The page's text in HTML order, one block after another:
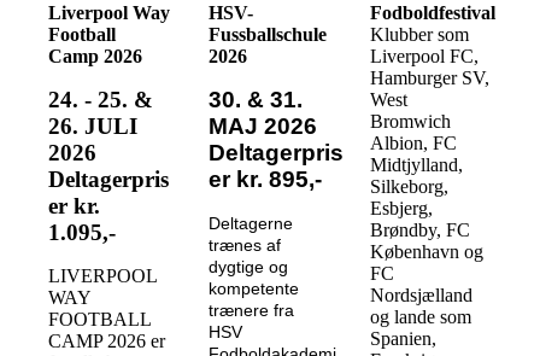
Liverpool Way
Football
Camp 2026
24. - 25. &
26. JULI
2026
Deltagerpris
er kr.
1.095,-
LIVERPOOL
WAY
FOOTBALL
CAMP 2026 er
HSV-
Fussballschule
2026
30. & 31.
MAJ 2026
Deltagerpris
er kr. 895,-
Deltagerne
trænes af
dygtige og
kompetente
trænere fra
HSV
Fodboldfestival
Klubber som
Liverpool FC,
Hamburger SV,
West
Bromwich
Albion, FC
Midtjylland,
Silkeborg,
Esbjerg,
Brøndby, FC
København og
FC
Nordsjælland
og lande som
Spanien,